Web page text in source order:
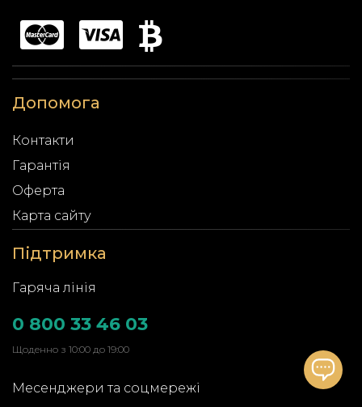
Допомога
Контакти
Гарантія
Оферта
Карта сайту
Підтримка
Гаряча лінія
0 800 33 46 03
Щоденно з 10:00 до 19:00
Месенджери та соцмережі